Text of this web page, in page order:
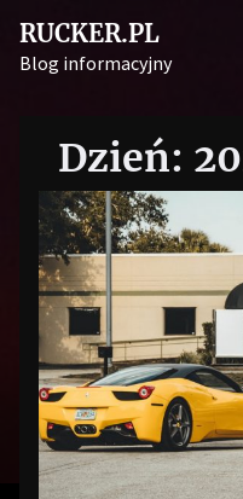
the
RUCKER.PL
Blog informacyjny
Dzień: